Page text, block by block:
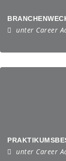
unter Career
unter Career